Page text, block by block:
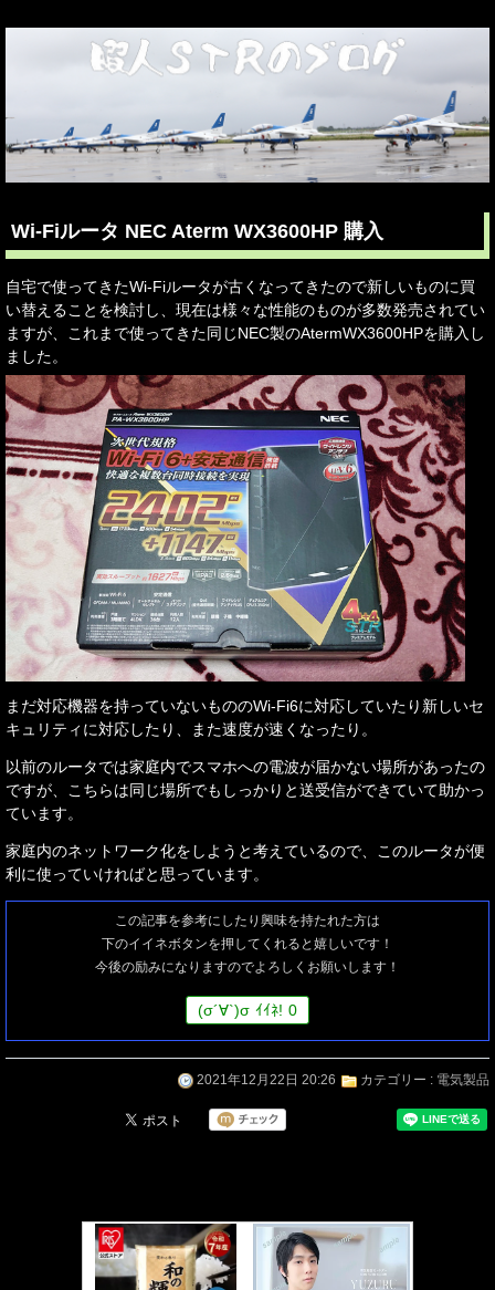
Wi-Fiルータ NEC Aterm WX3600HP 購入
自宅で使ってきたWi-Fiルータが古くなってきたので新しいものに買
い替えることを検討し、現在は様々な性能のものが多数発売されてい
ますが、これまで使ってきた同じNEC製のAtermWX3600HPを購入し
ました。
まだ対応機器を持っていないもののWi-Fi6に対応していたり新しいセ
キュリティに対応したり、また速度が速くなったり。
以前のルータでは家庭内でスマホへの電波が届かない場所があったの
ですが、こちらは同じ場所でもしっかりと送受信ができていて助かっ
ています。
家庭内のネットワーク化をしようと考えているので、このルータが便
利に使っていければと思っています。
この記事を参考にしたり興味を持たれた方は
下のイイネボタンを押してくれると嬉しいです！
今後の励みになりますのでよろしくお願いします！
(σ´∀`)σ ｲｲﾈ! 0
2021年12月22日 20:26 カテゴリー : 電気製品